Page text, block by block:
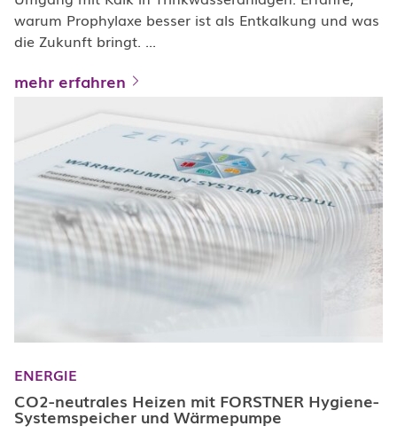
warum Prophylaxe besser ist als Entkalkung und was
die Zukunft bringt. ...
mehr erfahren
ENERGIE
CO2-neutrales Heizen mit FORSTNER Hygiene-
Systemspeicher und Wärmepumpe